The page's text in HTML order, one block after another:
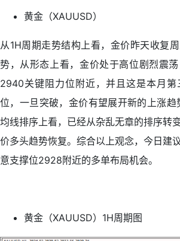
黄金（XAUUSD）
从1H周期走势结构上看，金价昨天收复
势，从形态上看，金价处于高位剧烈震
2940关键阻力位附近，并且这是本月第
位，一旦突破，金价有望展开新的上涨
均线排序上看，已经从杂乱无章的排序转
价多头趋势恢复。综合以上观念，今日建
意支撑位2928附近的多单布局机会。
黄金（XAUUSD）1H周期图